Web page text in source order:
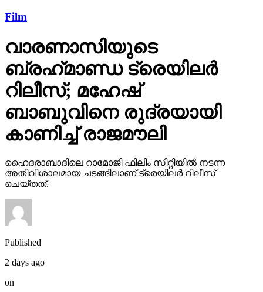
Film
വാരണാസിയുടെ
ബ്രഹ്‌മാണ്ഡ ട്രെയിലര്‍
റിലീസ്; മഹേഷ്
ബാബുവിനെ രുദ്രയായി
കാണിച്ച് രാജമൗലി
ഹൈദരാബാദിലെ റാമോജി ഫിലിം സിറ്റിയില്‍ നടന്ന
അതിവിശാലമായ ചടങ്ങിലാണ് ട്രെയിലര്‍ റിലീസ്
ചെയ്തത്.
Published
2 days ago
on